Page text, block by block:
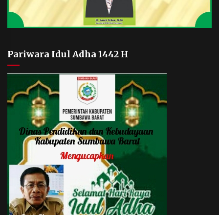
Pariwara Idul Adha 1442 H